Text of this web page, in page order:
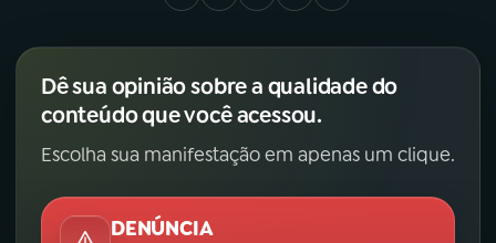
Dê sua opinião sobre a qualidade do
conteúdo que você acessou.
Escolha sua manifestação em apenas um clique.
DENÚNCIA